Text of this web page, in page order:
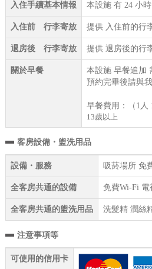
入住手續基本情報 本設施 有 24 小時
入住前 行李寄放 提供 入住前的行
退房後 行李寄放 提供 退房後的行
關於早餐
本設施 早餐追加
預約完畢後請與我
早餐費用：（1人
13歲以上
客房設備・盥洗用品
設備・服務 吸菸場所 免
全客房共通的設備 免費Wi-Fi
全客房共通的盥洗用品 洗髮精 潤絲
注意事項等
可使用的信用卡